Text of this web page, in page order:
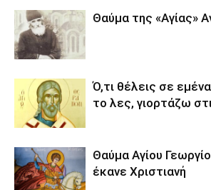
Θαύμα της «Αγίας»
Ό,τι θέλεις σε
το λες, γιορτάζω
Θαύμα Αγίου
έκανε Χριστιανή